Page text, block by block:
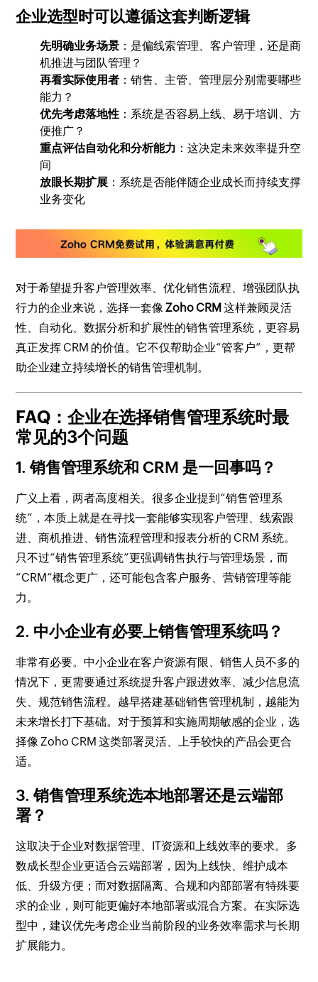
企业选型时可以遵循这套判断逻辑
先明确业务场景 ：是偏线索管理、客户管理，还是商
机推进与团队管理？
再看实际使用者 ：销售、主管、管理层分别需要哪些
能力？
优先考虑落地性 ：系统是否容易上线、易于培训、方
便推广？
重点评估自动化和分析能力 ：这决定未来效率提升空
间
放眼长期扩展 ：系统是否能伴随企业成长而持续支撑
业务变化
对于希望提升客户管理效率、优化销售流程、增强团队执
行力的企业来说，选择一套像Zoho CRM 这样兼顾灵活
性、自动化、数据分析和扩展性的销售管理系统，更容易
真正发挥 CRM 的价值。它不仅帮助企业“管客户”，更帮
助企业建立持续增长的销售管理机制。
FAQ：企业在选择销售管理系统时最
常见的3个问题
1. 销售管理系统和 CRM 是一回事吗？
广义上看，两者高度相关。很多企业提到“销售管理系
统”，本质上就是在寻找一套能够实现客户管理、线索跟
进、商机推进、销售流程管理和报表分析的 CRM 系统。
只不过“销售管理系统”更强调销售执行与管理场景，而
“CRM”概念更广，还可能包含客户服务、营销管理等能
力。
2. 中小企业有必要上销售管理系统吗？
非常有必要。中小企业在客户资源有限、销售人员不多的
情况下，更需要通过系统提升客户跟进效率、减少信息流
失、规范销售流程。越早搭建基础销售管理机制，越能为
未来增长打下基础。对于预算和实施周期敏感的企业，选
择像 Zoho CRM 这类部署灵活、上手较快的产品会更合
适。
3. 销售管理系统选本地部署还是云端部
署？
这取决于企业对数据管理、IT资源和上线效率的要求。多
数成长型企业更适合云端部署，因为上线快、维护成本
低、升级方便；而对数据隔离、合规和内部部署有特殊要
求的企业，则可能更偏好本地部署或混合方案。在实际选
型中，建议优先考虑企业当前阶段的业务效率需求与长期
扩展能力。